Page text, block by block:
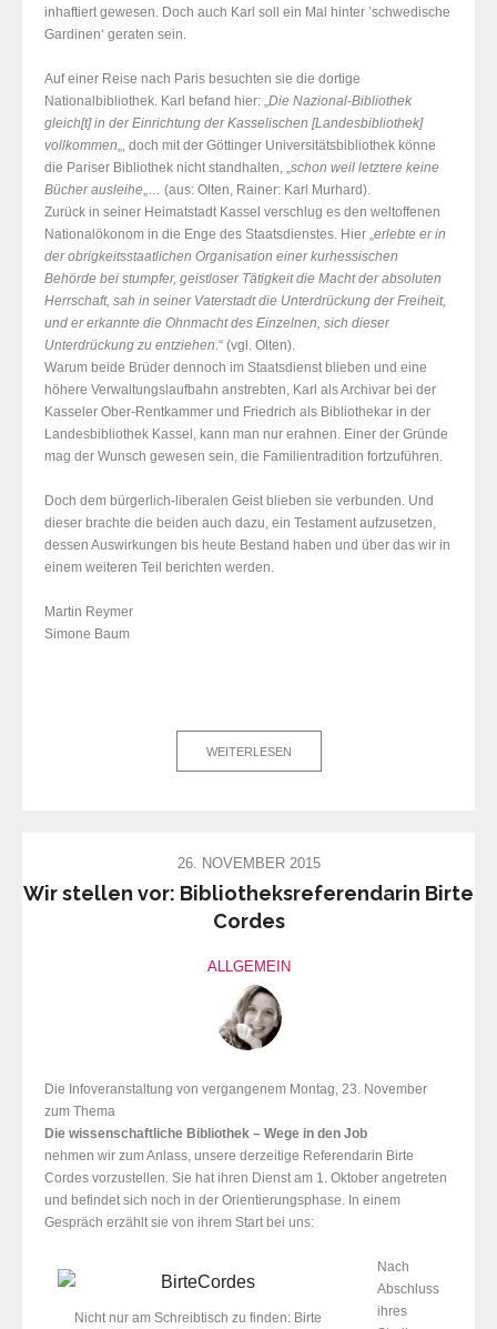
inhaftiert gewesen. Doch auch Karl soll ein Mal hinter ’schwedische
Gardinen‘ geraten sein.
Auf einer Reise nach Paris besuchten sie die dortige
Nationalbibliothek. Karl befand hier: „ Die Nazional-Bibliothek
gleich[t] in der Einrichtung der Kasselischen [Landesbibliothek]
vollkommen „, doch mit der Göttinger Universitätsbibliothek könne
die Pariser Bibliothek nicht standhalten, „ schon weil letztere keine
Bücher ausleihe „… (aus: Olten, Rainer: Karl Murhard).
Zurück in seiner Heimatstadt Kassel verschlug es den weltoffenen
Nationalökonom in die Enge des Staatsdienstes. Hier „ erlebte er in
der obrigkeitsstaatlichen Organisation einer kurhessischen
Behörde bei stumpfer, geistloser Tätigkeit die Macht der absoluten
Herrschaft, sah in seiner Vaterstadt die Unterdrückung der Freiheit,
und er erkannte die Ohnmacht des Einzelnen, sich dieser
Unterdrückung zu entziehen. “ (vgl. Olten).
Warum beide Brüder dennoch im Staatsdienst blieben und eine
höhere Verwaltungslaufbahn anstrebten, Karl als Archivar bei der
Kasseler Ober-Rentkammer und Friedrich als Bibliothekar in der
Landesbibliothek Kassel , kann man nur erahnen. Einer der Gründe
mag der Wunsch gewesen sein, die Familientradition fortzuführen.
Doch dem bürgerlich-liberalen Geist blieben sie verbunden. Und
dieser brachte die beiden auch dazu, ein Testament aufzusetzen,
dessen Auswirkungen bis heute Bestand haben und über das wir in
einem weiteren Teil berichten werden.
Martin Reymer
Simone Baum
WEITERLESEN
26. NOVEMBER 2015
Wir stellen vor: Bibliotheksreferendarin Birte
Cordes
ALLGEMEIN
Die Infoveranstaltung von vergangenem Montag, 23. November
zum Thema
Die wissenschaftliche Bibliothek – Wege in den Job
nehmen wir zum Anlass, unsere derzeitige Referendarin Birte
Cordes vorzustellen. Sie hat ihren Dienst am 1. Oktober angetreten
und befindet sich noch in der Orientierungsphase. In einem
Gespräch erzählt sie von ihrem Start bei uns:
Nicht nur am Schreibtisch zu finden: Birte
Nach
Abschluss
ihres